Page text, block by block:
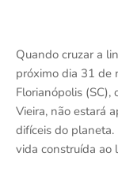
Quando cruzar a
próximo dia 31 de
Florianópolis (SC),
Vieira, não estará
difíceis do
vida construída ao